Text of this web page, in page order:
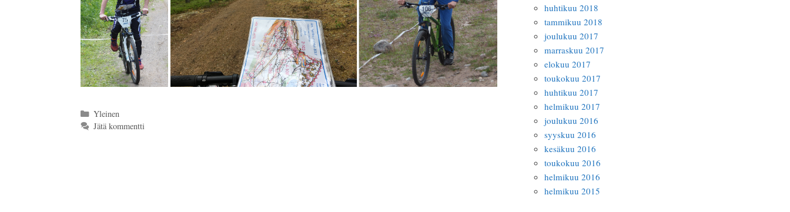
Kategoriat
Yleinen
Jätä kommentti
huhtikuu 2018
tammikuu 2018
joulukuu 2017
marraskuu 2017
elokuu 2017
toukokuu 2017
huhtikuu 2017
helmikuu 2017
joulukuu 2016
syyskuu 2016
kesäkuu 2016
toukokuu 2016
helmikuu 2016
helmikuu 2015